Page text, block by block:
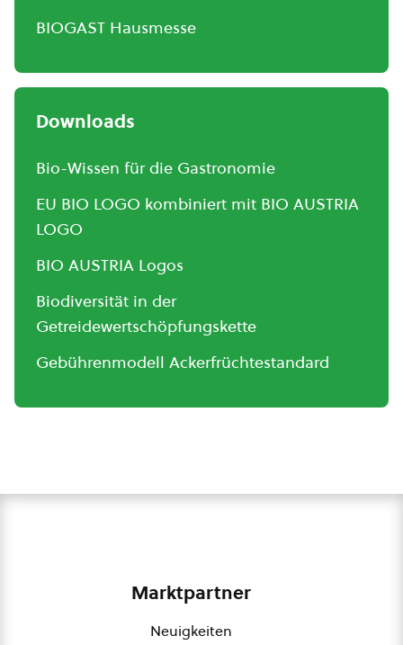
BIOGAST Hausmesse
Downloads
Bio-Wissen für die Gastronomie
EU BIO LOGO kombiniert mit BIO AUSTRIA
LOGO
BIO AUSTRIA Logos
Biodiversität in der
Getreidewertschöpfungskette
Gebührenmodell Ackerfrüchtestandard
Marktpartner
Neuigkeiten